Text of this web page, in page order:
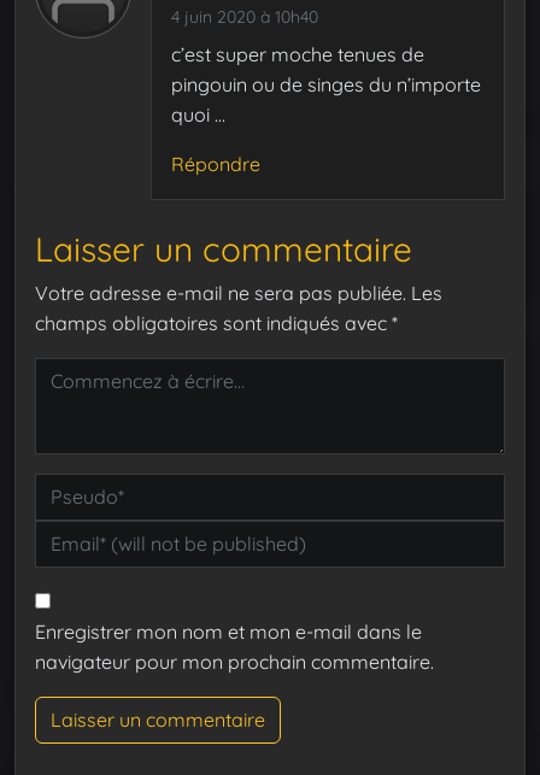
4 juin 2020 à 10h40
c’est super moche tenues de
pingouin ou de singes du n’importe
quoi …
Répondre
Laisser un commentaire
Votre adresse e-mail ne sera pas publiée. Les
champs obligatoires sont indiqués avec *
Enregistrer mon nom et mon e-mail dans le
navigateur pour mon prochain commentaire.